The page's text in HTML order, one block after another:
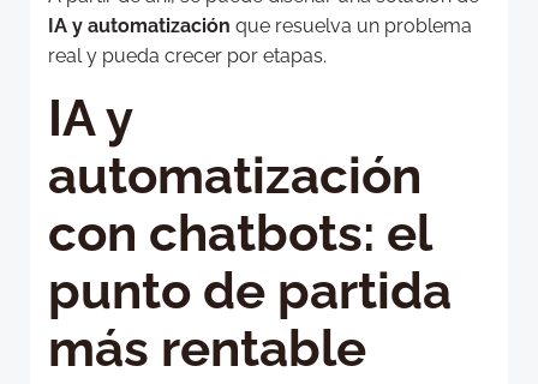
IA y automatización que resuelva un problema
real y pueda crecer por etapas.
IA y
automatización
con chatbots: el
punto de partida
más rentable